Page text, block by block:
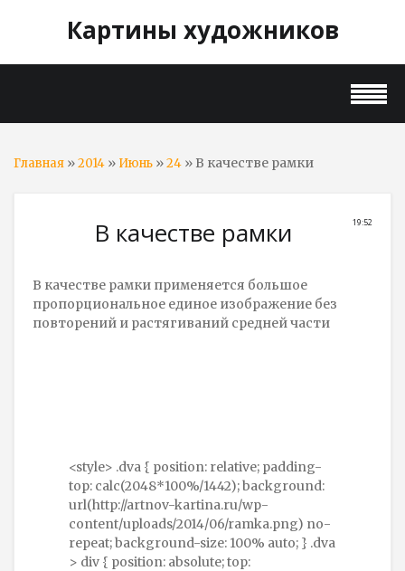
Картины художников
Главная »2014 » Июнь »24 » В качестве рамки
19:52
В качестве рамки
В качестве рамки применяется большое
пропорциональное единое изображение без
повторений и растягиваний средней части
<style> .dva { position: relative; padding-
top: calc(2048*100%/1442); background:
url(http://artnov-kartina.ru/wp-
content/uploads/2014/06/ramka.png) no-
repeat; background-size: 100% auto; } .dva
> div { position: absolute; top: